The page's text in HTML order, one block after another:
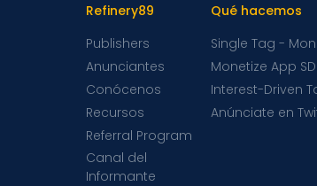
Refinery89
Publishers
Anunciantes
Conócenos
Recursos
Referral Program
Canal del
Informante
Qué hacemos
Single Tag -
Monetize App
Interest-Driven
Anúnciate en